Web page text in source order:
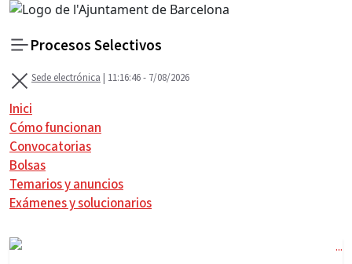
Menú
Procesos Selectivos
Sede electrónica | 11:16:46 - 7/08/2026
Inici
Cómo funcionan
Convocatorias
Bolsas
Temarios y anuncios
Exámenes y solucionarios
r
a
Página principal